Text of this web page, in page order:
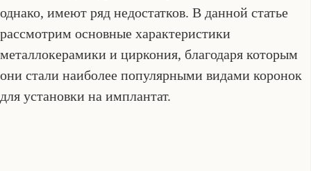
однако, имеют ряд недостатков. В данной статье
рассмотрим основные характеристики
металлокерамики и циркония, благодаря которым
они стали наиболее популярными видами коронок
для установки на имплантат.